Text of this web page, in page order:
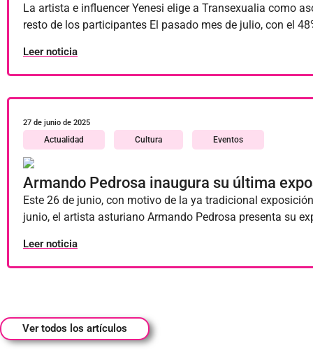
La artista e influencer Yenesi elige a Transexualia como
resto de los participantes El pasado mes de julio, con el
Leer noticia
27 de junio de 2025
Actualidad Cultura Eventos
Armando Pedrosa inaugura su última
Este 26 de junio, con motivo de la ya tradicional
junio, el artista asturiano Armando Pedrosa presenta su
Leer noticia
Ver todos los artículos